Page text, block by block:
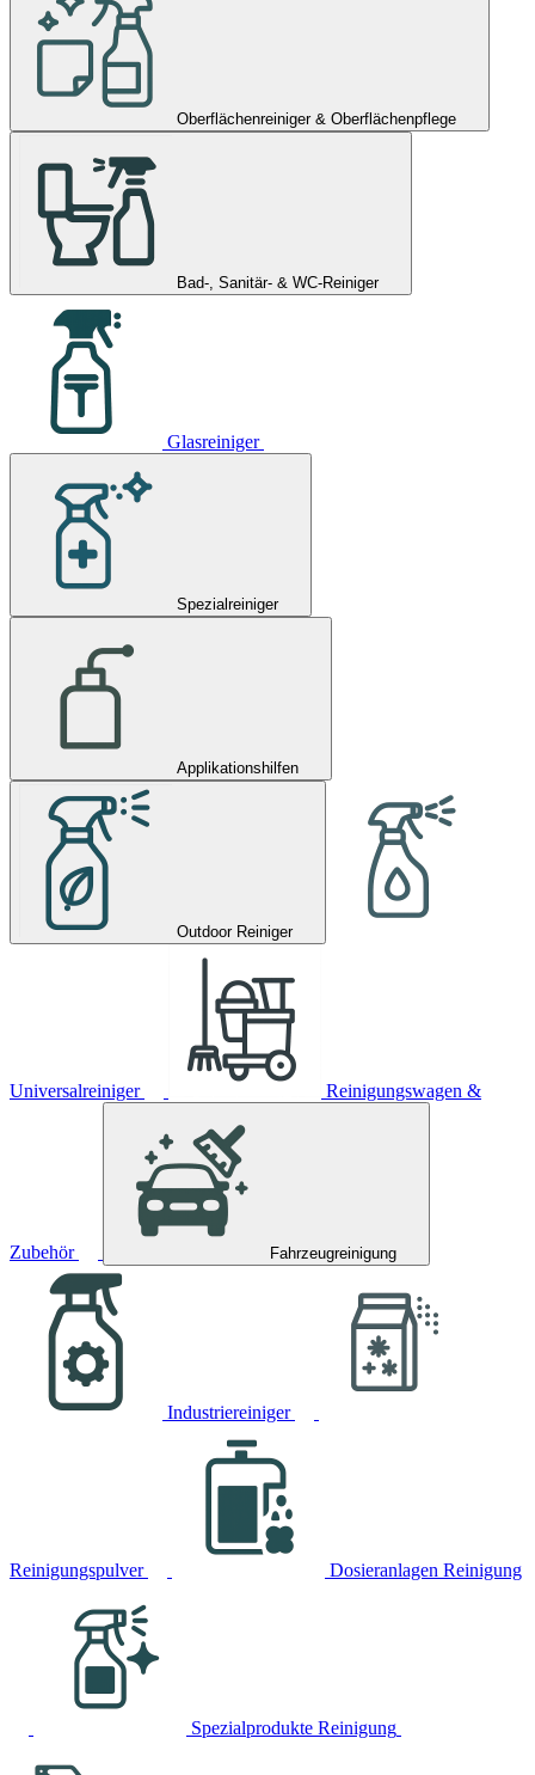
Oberflächenreiniger & Oberflächenpflege
Bad-, Sanitär- & WC-Reiniger
Glasreiniger
Spezialreiniger
Applikationshilfen
Outdoor Reiniger
Universalreiniger Reinigungswagen &
Zubehör Fahrzeugreinigung
Industriereiniger
Reinigungspulver Dosieranlagen Reinigung
Spezialprodukte Reinigung